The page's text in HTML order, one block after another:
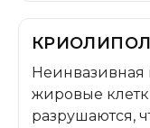
Неинвазивная
жировые
разрушаются,